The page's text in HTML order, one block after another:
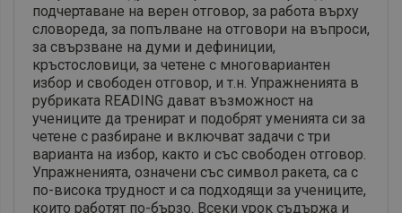
подчертаване на верен отговор, за работа върху
словореда, за попълване на отговори на въпроси,
за свързване на думи и дефиниции,
кръстословици, за четене с многовариантен
избор и свободен отговор, и т.н. Упражненията в
рубриката READING дават възможност на
учениците да тренират и подобрят уменията си за
четене с разбиране и включват задачи с три
варианта на избор, както и със свободен отговор.
Упражненията, означени със символ ракета, са с
по-висока трудност и са подходящи за учениците,
които работят по-бързо. Всеки урок съдържа и